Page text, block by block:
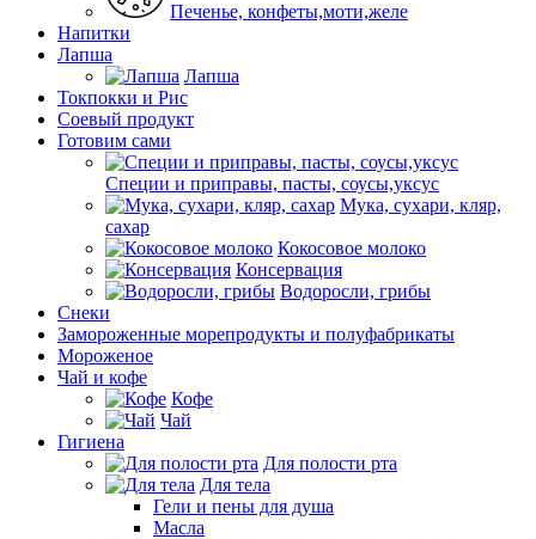
Печенье, конфеты,моти,желе
Напитки
Лапша
Лапша
Токпокки и Рис
Соевый продукт
Готовим сами
Специи и приправы, пасты, соусы,уксус
Мука, сухари, кляр,
сахар
Кокосовое молоко
Консервация
Водоросли, грибы
Снеки
Замороженные морепродукты и полуфабрикаты
Мороженое
Чай и кофе
Кофе
Чай
Гигиена
Для полости рта
Для тела
Гели и пены для душа
Масла